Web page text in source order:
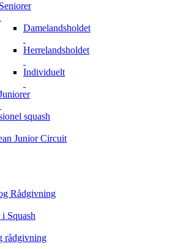
Seniorer
Damelandsholdet
Herrelandsholdet
Individuelt
squash
Junior Circuit
Rådgivning
Squash
rådgivning